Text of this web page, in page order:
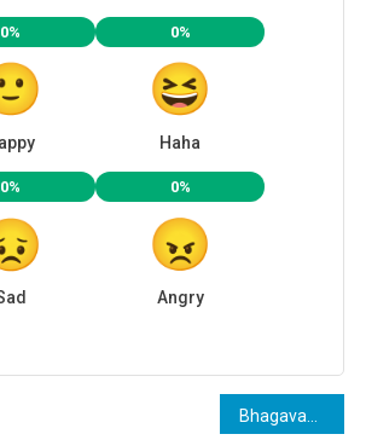
0% 0%
Haha
0% 0%
Angry